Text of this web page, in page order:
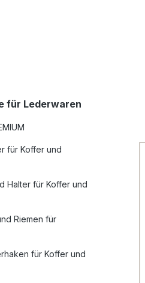
für Lederwaren
für Koffer und
Halter für Koffer und
Riemen für
für Koffer und